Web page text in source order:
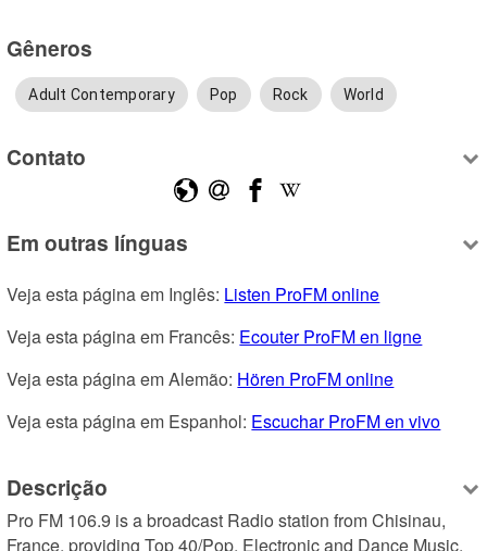
Gêneros
Adult Contemporary Pop Rock World
Contato
Em outras línguas
Veja esta página em Inglês: Listen ProFM online
Veja esta página em Francês: Ecouter ProFM en ligne
Veja esta página em Alemão: Hören ProFM online
Veja esta página em Espanhol: Escuchar ProFM en vivo
Descrição
Pro FM 106.9 is a broadcast Radio station from Chisinau,
France, providing Top 40/Pop, Electronic and Dance Music.